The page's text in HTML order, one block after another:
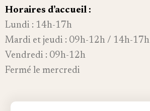
Horaires d’accueil :
Lundi : 14h-17h
Mardi et jeudi : 09h-12h / 14h-17h
Vendredi : 09h-12h
Fermé le mercredi